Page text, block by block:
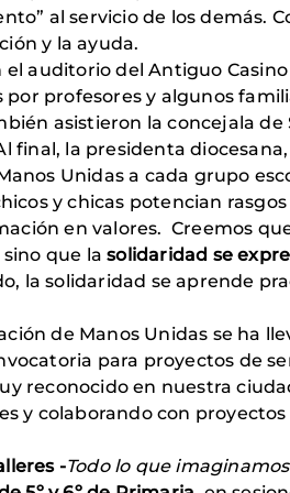
al servicio de los demás.
y la ayuda.
el auditorio del Antiguo
profesores y algunos
asistieron la concejala de
final, la presidenta
Unidas a cada grupo
y chicas potencian
en valores. Creemos
sino que lasolidaridad se
la solidaridad se aprende
de Manos Unidas se ha
para proyectos de
reconocido en nuestra
y colaborando con
-Todo lo que